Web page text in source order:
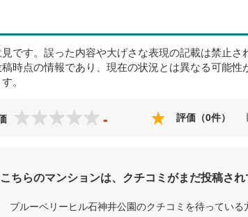
です。誤った内容や大げさな表現の記載は禁止
時点の情報であり、現在の状況とは異なる可能
。
- 評価（0件）
こちらのマンションは、クチコミがまだ投稿され
ブルーベリーヒル石神井公園のクチコミを待っている